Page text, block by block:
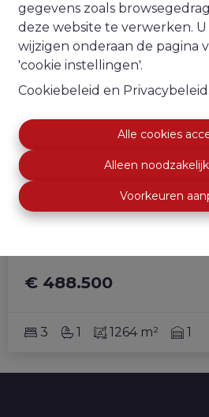
gegevens zoals
deze website te verwerken.
wijzigen onderaan de pagina
'cookie instellingen'.
Cookiebeleid en Privacybeleid
Alle cookies
Alleen
Voorkeuren
Ruim stuk bouwgrond voor
bebouwing
€ 488.500
3 1 1264 m² 1